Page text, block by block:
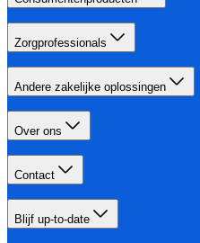
Zorgprofessionals
Andere zakelijke oplossingen
Over ons
Contact
Blijf up-to-date